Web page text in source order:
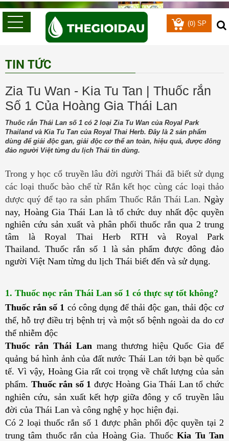
(0) SP
TIN TỨC
Zia Tu Wan - Kia Tu Tan | Thuốc rắn
Số 1 Của Hoàng Gia Thái Lan
Thuốc rắn Thái Lan số 1 có 2 loại Zia Tu Wan của Royal Park
Thailand và Kia Tu Tan của Royal Thai Herb. Đây là 2 sản phẩm
dùng để giải độc gan, giải độc cơ thể an toàn, hiệu quả, được đông
đảo người Việt từng du lịch Thái tin dùng.
Trong y học cổ truyền lâu đời người Thái đã biết sử dụng
các loại thuốc bào chế từ Rắn kết học cùng các loại thảo
dược quý để tạo ra sản phẩm Thuốc Rắn Thái Lan. Ngày
nay, Hoàng Gia Thái Lan là tổ chức duy nhất độc quyền
nghiên cứu sản xuất và phân phối thuốc rắn qua 2 trung
tâm là Royal Thai Herb RTHvà Royal Park
Thailand. Thuốc rắn số 1 là sản phẩm được đông đảo
người Việt Nam từng du lịch Thái biết đến và sử dụng.
1. Thuốc nọc rắn Thái Lan số 1 có thực sự tốt không?
Thuốc rắn số 1 có công dụng để thải độc gan, thải độc cơ
thể, hỗ trợ điều trị bệnh trị và một số bệnh ngoài da do cơ
thể nhiễm độc
Thuốc rắn Thái Lan mang thương hiệu Quốc Gia để
quảng bá hình ảnh của đất nước Thái Lan tới bạn bè quốc
tế. Vì vậy, Hoàng Gia rất coi trọng về chất lượng của sản
phẩm. Thuốc rắn số 1 được Hoàng Gia Thái Lan tổ chức
nghiên cứu, sản xuất kết hợp giữa đông y cổ truyền lâu
đời của Thái Lan và công nghệ y học hiện đại.
Có 2 loại thuốc rắn số 1 được phân phối độc quyền tại 2
trung tâm thuốc rắn của Hoàng Gia. Thuốc Kia Tu Tan